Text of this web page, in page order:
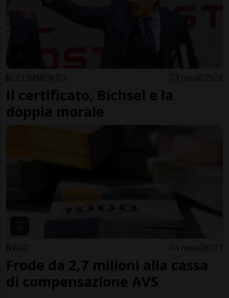
IL COMMENTO 3 mesi 25 8
Il certificato, Bichsel e la
doppia morale
VAUD 4 mesi 6 17
Frode da 2,7 milioni alla cassa
di compensazione AVS